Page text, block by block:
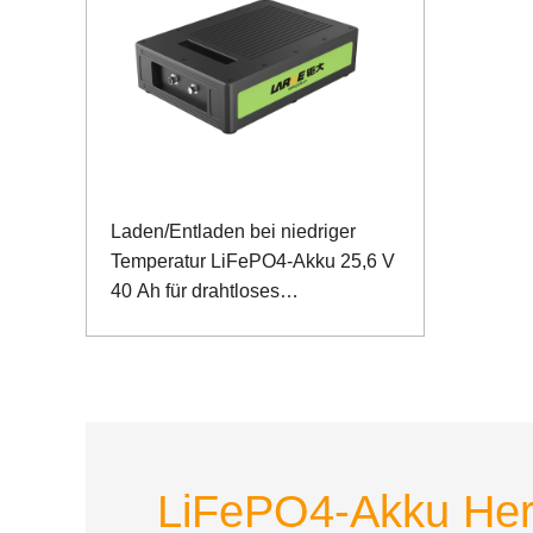
Laden/Entladen bei niedriger
Temperatur LiFePO4-Akku 25,6 V
40 Ah für drahtloses
LiFePO4-Akku